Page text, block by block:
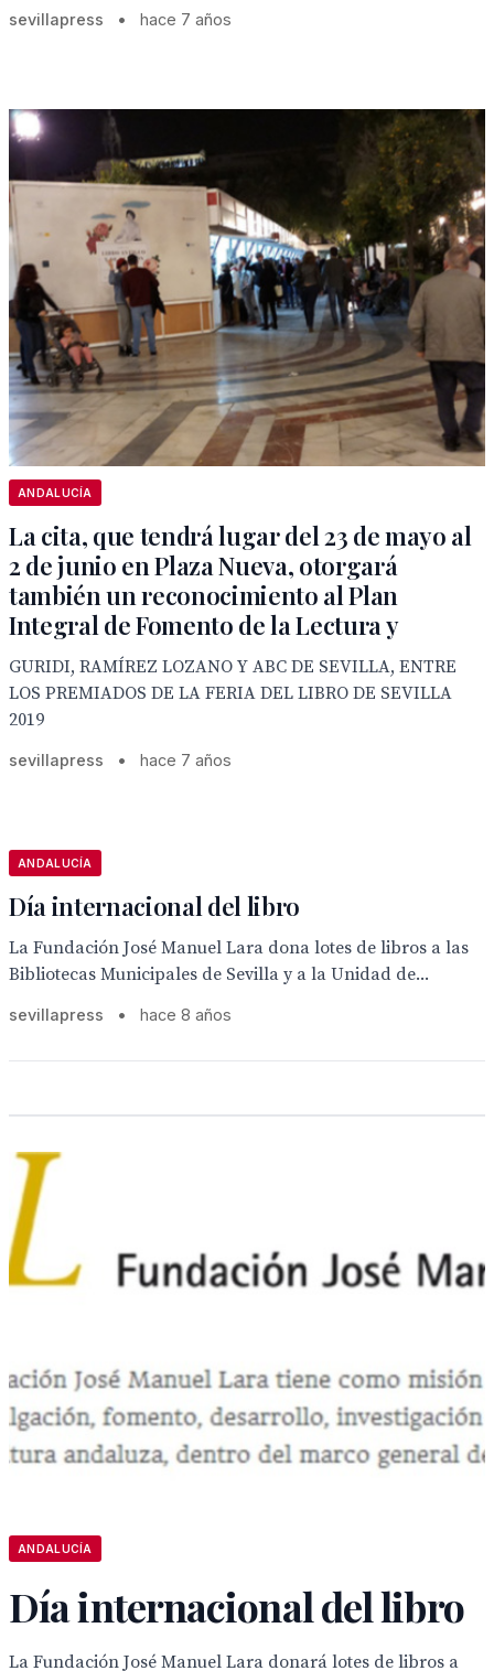
sevillapress • hace 7 años
ANDALUCÍA
La cita, que tendrá lugar del 23 de mayo al
2 de junio en Plaza Nueva, otorgará
también un reconocimiento al Plan
Integral de Fomento de la Lectura y
GURIDI, RAMÍREZ LOZANO Y ABC DE SEVILLA, ENTRE
LOS PREMIADOS DE LA FERIA DEL LIBRO DE SEVILLA
2019
sevillapress • hace 7 años
ANDALUCÍA
Día internacional del libro
La Fundación José Manuel Lara dona lotes de libros a las
Bibliotecas Municipales de Sevilla y a la Unidad de...
sevillapress • hace 8 años
ANDALUCÍA
Día internacional del libro
La Fundación José Manuel Lara donará lotes de libros a